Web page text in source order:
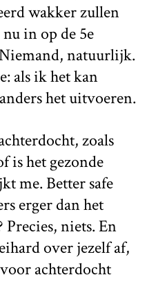
wakker zullen
in op de 5e
natuurlijk.
als ik het kan
het uitvoeren.
zoals
is het gezonde
me. Better safe
erger dan het
niets. En
over jezelf af,
achterdocht